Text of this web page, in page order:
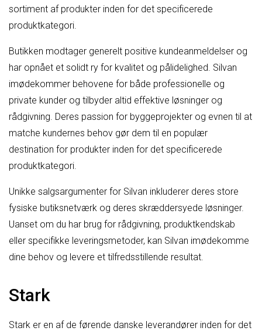
sortiment af produkter inden for det specificerede
produktkategori.
Butikken modtager generelt positive kundeanmeldelser og
har opnået et solidt ry for kvalitet og pålidelighed. Silvan
imødekommer behovene for både professionelle og
private kunder og tilbyder altid effektive løsninger og
rådgivning. Deres passion for byggeprojekter og evnen til at
matche kundernes behov gør dem til en populær
destination for produkter inden for det specificerede
produktkategori.
Unikke salgsargumenter for Silvan inkluderer deres store
fysiske butiksnetværk og deres skræddersyede løsninger.
Uanset om du har brug for rådgivning, produktkendskab
eller specifikke leveringsmetoder, kan Silvan imødekomme
dine behov og levere et tilfredsstillende resultat.
Stark
Stark er en af de førende danske leverandører inden for det